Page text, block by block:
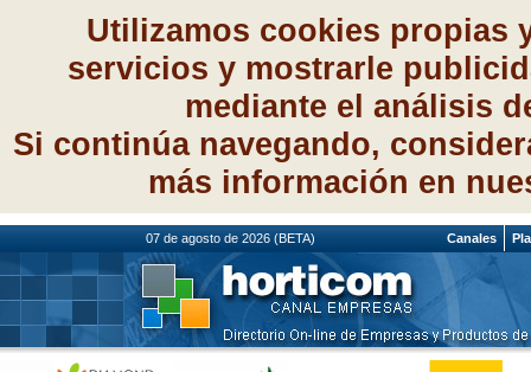
Utilizamos cookies propias
servicios y mostrarle
mediante el análisis
Si continúa navegando,
más información en
07 de agosto de 2026 (BETA) Canales